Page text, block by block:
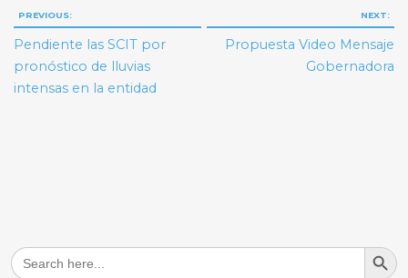
Navegación
de
entradas
PREVIOUS:
Pendiente las SCIT por
pronóstico de lluvias
intensas en la entidad
NEXT:
Propuesta Video Mensaje
Gobernadora
Search
for:
Search